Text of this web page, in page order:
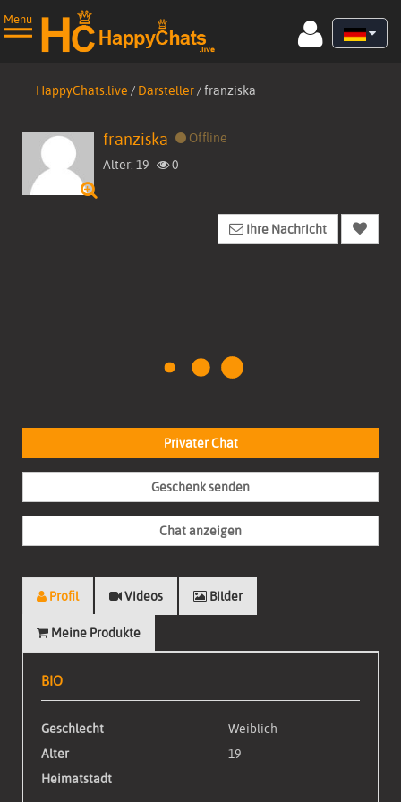
Menu
Startseite
Live Cams
Gratis Mitglied werden!
HappyChats.live / Darsteller/franziska
franziska
Offline
Alter: 19
0
Ihre Nachricht
Privater Chat
Geschenk senden
Chat anzeigen
Profil Videos Bilder
Meine Produkte
BIO
Geschlecht
Weiblich
Alter
19
Heimatstadt